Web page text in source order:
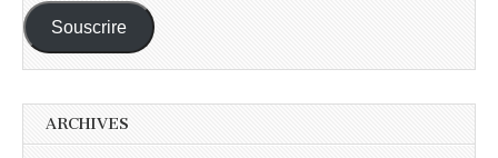
mail :
Souscrire
ARCHIVES